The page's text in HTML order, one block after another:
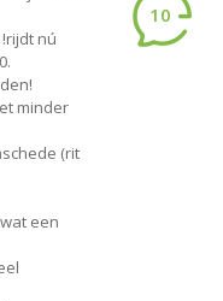
nú
minder
(rit
een
10